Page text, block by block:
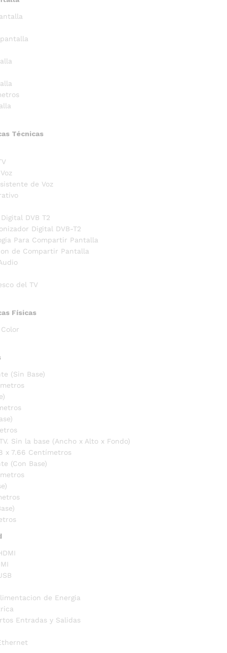
Técnicas
de Voz
DVB T2
Digital DVB-T2
Para Compartir Pantalla
de Compartir Pantalla
del TV
Físicas
(Sin Base)
Sin la base (Ancho x Alto x Fondo)
x 7.66 Centímetros
(Con Base)
de Energia
Entradas y Salidas